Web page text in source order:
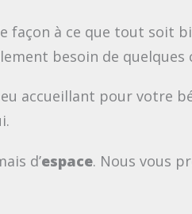
façon à ce que tout soit
besoin de
accueillant pour votre
d’espace. Nous vous